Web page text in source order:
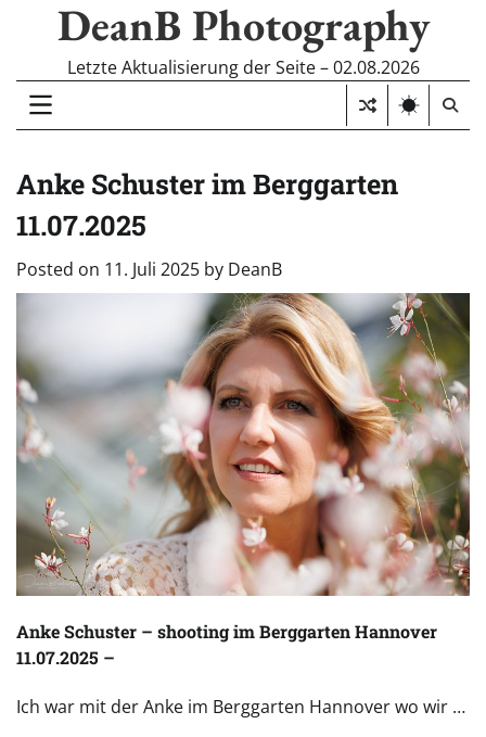
DeanB Photography
Letzte Aktualisierung der Seite – 02.08.2026
Anke Schuster im Berggarten
11.07.2025
Posted on 11. Juli 2025 by DeanB
Anke Schuster – shooting im Berggarten Hannover
11.07.2025 –
Ich war mit der Anke im Berggarten Hannover wo wir …